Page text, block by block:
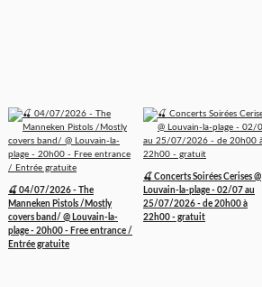
🍒 04/07/2026 - The
Manneken Pistols /Mostly
covers band/ @ Louvain-la-
plage - 20h00 - Free entrance /
Entrée gratuite
🍒 Concerts Soirées Cerises @
Louvain-la-plage - 02/07 au
25/07/2026 - de 20h00 à
22h00 - gratuit